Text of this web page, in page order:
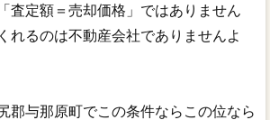
査定額＝売却価格」ではありません
れるのは不動産会社でありませんよ
郡与那原町でこの条件ならこの位なら